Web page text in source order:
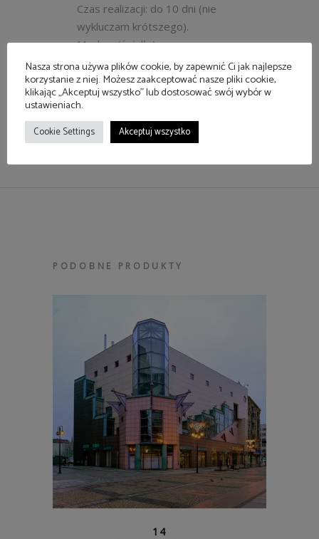
Czas realizacji: do 10 dni (nie
wykluczam krótszego).
Mockup (źródło):
https://www.freepik.com/free-
vector/picture-frame-mockup-psd-
hanging-in-modern-living-roomhome-
PODOBNE PRODUKTY
14
Nasza strona używa plików cookie, by zapewnić Ci jak najlepsze
korzystanie z niej. Możesz zaakceptować nasze pliki cookie,
klikając „Akceptuj wszystko” lub dostosować swój wybór w
ustawieniach.
Cookie Settings Akceptuj wszystko